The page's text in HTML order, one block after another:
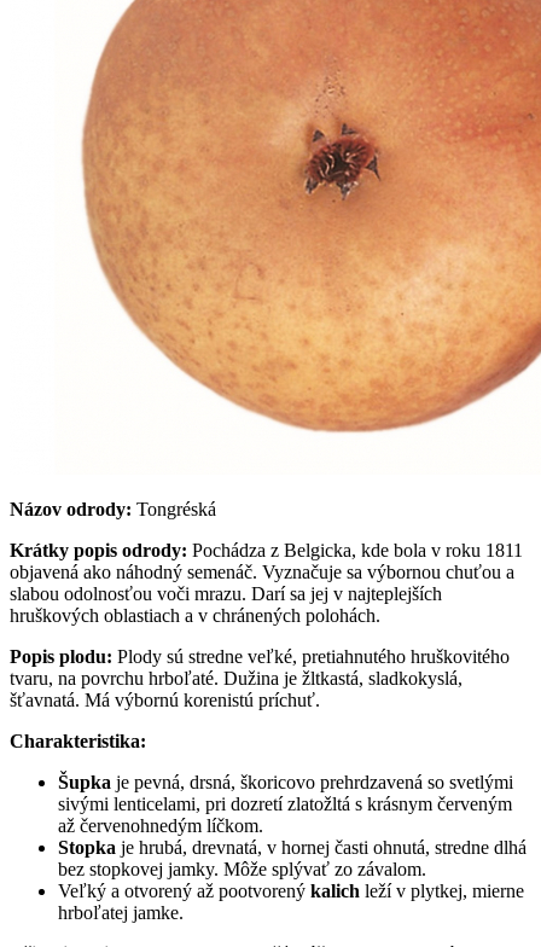
Názov odrody: Tongréská
Krátky popis odrody: Pochádza z Belgicka, kde bola v roku 1811
objavená ako náhodný semenáč. Vyznačuje sa výbornou chuťou a
slabou odolnosťou voči mrazu. Darí sa jej v najteplejších
hruškových oblastiach a v chránených polohách.
Popis plodu: Plody sú stredne veľké, pretiahnutého hruškovitého
tvaru, na povrchu hrboľaté. Dužina je žltkastá, sladkokyslá,
šťavnatá. Má výbornú korenistú príchuť.
Charakteristika:
Šupka je pevná, drsná, škoricovo prehrdzavená so svetlými
sivými lenticelami, pri dozretí zlatožltá s krásnym červeným
až červenohnedým líčkom.
Stopka je hrubá, drevnatá, v hornej časti ohnutá, stredne dlhá
bez stopkovej jamky. Môže splývať zo závalom.
Veľký a otvorený až pootvorený kalich leží v plytkej, mierne
hrboľatej jamke.